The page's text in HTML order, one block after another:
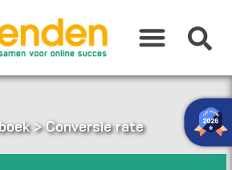
>Conversie rate